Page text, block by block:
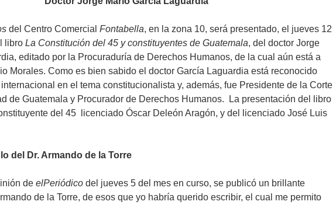
del Centro Comercial Fontabella, en la zona 10, será presentado, el jueves 12
libro La Constitución del 45 y constituyentes de Guatemala, del doctor Jorge
editado por la Procuraduría de Derechos Humanos, de la cual aún está a
Morales. Como es bien sabido el doctor García Laguardia está reconocido
en el tema constitucionalista y, además, fue Presidente de la Corte
de Guatemala y Procurador de Derechos Humanos. La presentación del libro
del 45 licenciado Óscar Deleón Aragón, y del licenciado José Luis
del Dr. Armando de la Torre
de elPeriódico del jueves 5 del mes en curso, se publicó un brillante
de la Torre, de esos que yo habría querido escribir, el cual me permito